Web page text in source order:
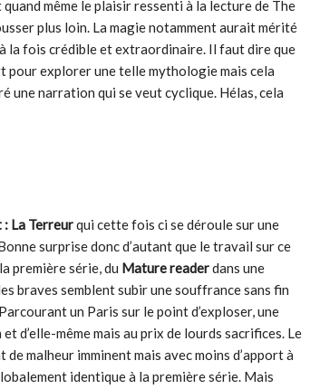
même le plaisir ressenti à la lecture de The
plus loin. La magie notamment aurait mérité
la fois crédible et extraordinaire. Il faut dire que
pour explorer une telle mythologie mais cela
une narration qui se veut cyclique. Hélas, cela
La Terreurqui cette fois ci se déroule sur une
surprise donc d’autant que le travail sur ce
première série, du Mature readerdans une
braves semblent subir une souffrance sans fin
un Paris sur le point d’exploser, une
d’elle-même mais au prix de lourds sacrifices. Le
malheur imminent mais avec moins d’apport à
identique à la première série. Mais